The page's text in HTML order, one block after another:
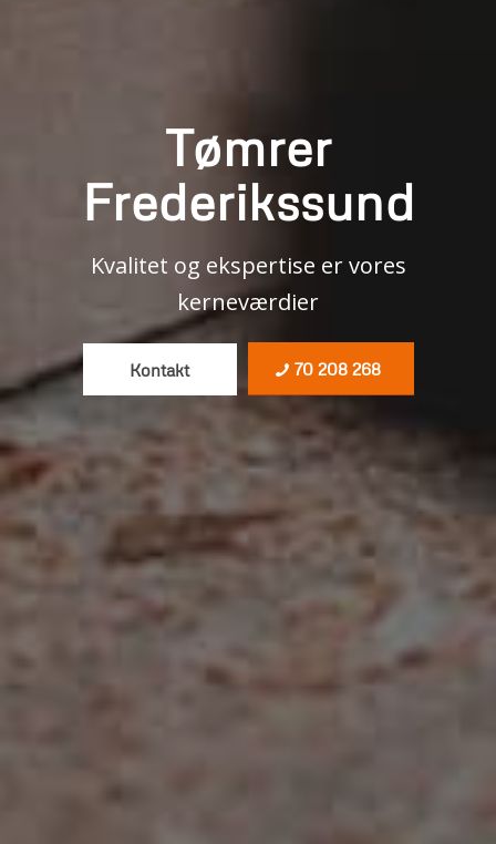
Tømrer
Frederikssund
Kvalitet og ekspertise er vores
kerneværdier
Kontakt 70 208 268